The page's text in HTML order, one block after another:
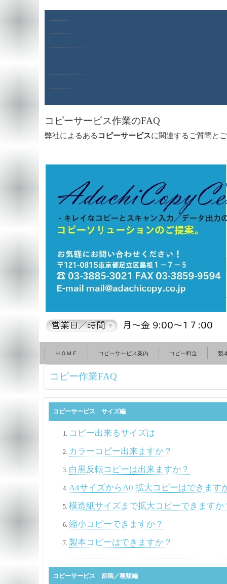
コピーサービス作業のFAQ
弊社によるある コピーサービスに関連するご質問と
ＨＯＭＥ コピーサービス案内 コピー料金 製
コピー作業FAQ
コピーサービス サイズ編
コピー出来るサイズは
カラーコピー出来ますか？
白黒反転コピーは出来ますか？
A4サイズからA0 拡大コピーはできます
模造紙サイズまで拡大コピーできますか
縮小コピーできますか？
製本コピーはできますか？
コピーサービス 原稿／種類編